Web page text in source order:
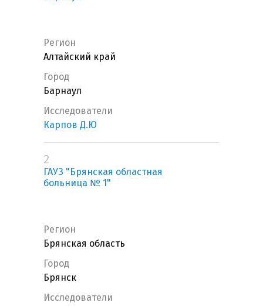
Регион
Алтайский край
Город
Барнаул
Исследователи
Карпов Д.Ю
2
ГАУЗ "Брянская областная
больница № 1"
Регион
Брянская область
Город
Брянск
Исследователи